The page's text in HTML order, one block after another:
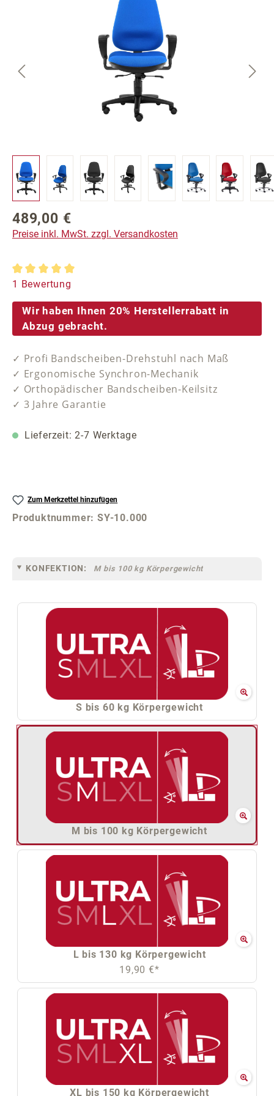
Regulärer Preis:
489,00 €
Preise inkl. MwSt. zzgl. Versandkosten
Durchschnittliche Bewertung von 5 von 5 Sternen
1 Bewertung
Wir haben Ihnen 20% Herstellerrabatt in
Abzug gebracht.
✓ Profi Bandscheiben-Drehstuhl nach Maß
✓ Ergonomische Synchron-Mechanik
✓ Orthopädischer Bandscheiben-Keilsitz
✓ 3 Jahre Garantie
Lieferzeit: 2-7 Werktage
Zum Merkzettel hinzufügen
Produktnummer:SY-10.000
KONFEKTION: M bis 100 kg Körpergewicht
S bis 60 kg Körpergewicht
M bis 100 kg Körpergewicht
L bis 130 kg Körpergewicht
19,90 €*
XL bis 150 kg Körpergewicht